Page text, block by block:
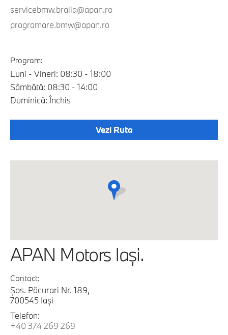
servicebmw.braila@apan.ro
programare.bmw@apan.ro
Program:
Luni - Vineri: 08:30 - 18:00
Sâmbătă: 08:30 - 14:00
Duminică: Închis
Vezi Ruta
APAN Motors Iaşi.
Contact:
Şos. Păcurari Nr. 189,
700545 Iaşi
Telefon:
+40 374 269 269